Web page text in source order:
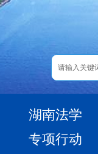
湖南法学
专项行动